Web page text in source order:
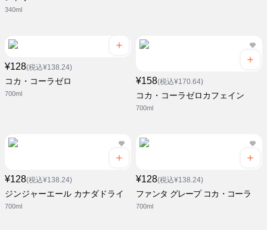
340ml
¥128(税込¥138.24)
コカ・コーラゼロ
700ml
¥158(税込¥170.64)
コカ・コーラゼロカフェイン
700ml
¥128(税込¥138.24)
ジンジャーエール カナダドライ
700ml
¥128(税込¥138.24)
ファンタ グレープ コカ・コーラ
700ml